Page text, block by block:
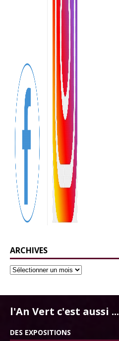
ARCHIVES
l'An Vert c'est aussi ...
DES EXPOSITIONS